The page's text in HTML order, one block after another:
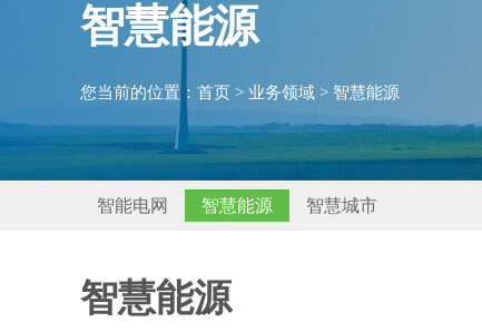
智慧能源
您当前的位置： 首页 > 业务领域 > 智慧能源
智能电网 智慧能源 智慧城市
智慧能源